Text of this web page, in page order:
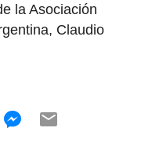
la Asociación
Claudio